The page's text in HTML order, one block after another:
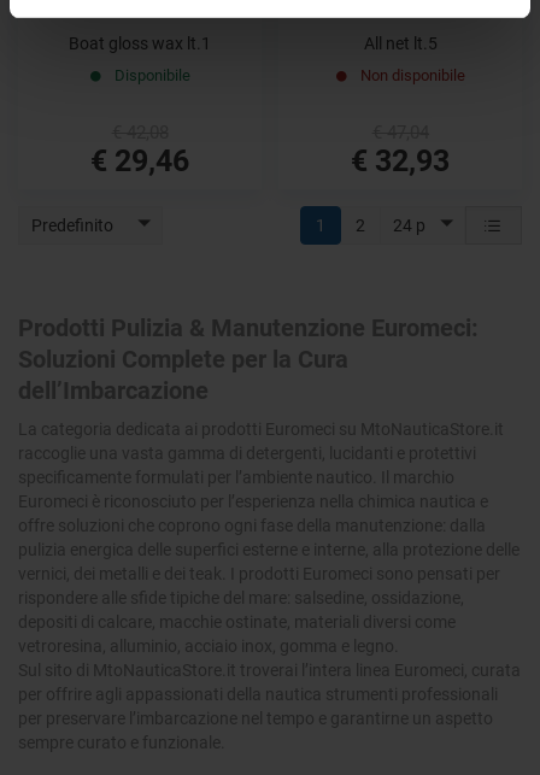
Boat gloss wax lt.1
Disponibile
€ 29,46
All net lt.5
Non disponibile
€ 32,93
Predefinito 24 p
1 2
Prodotti Pulizia & Manutenzione Euromeci:
Soluzioni Complete per la Cura
dell’Imbarcazione
La categoria dedicata ai prodotti Euromeci su MtoNauticaStore.it
raccoglie una vasta gamma di detergenti, lucidanti e protettivi
specificamente formulati per l’ambiente nautico. Il marchio
Euromeci è riconosciuto per l’esperienza nella chimica nautica e
offre soluzioni che coprono ogni fase della manutenzione: dalla
pulizia energica delle superfici esterne e interne, alla protezione delle
vernici, dei metalli e dei teak. I prodotti Euromeci sono pensati per
rispondere alle sfide tipiche del mare: salsedine, ossidazione,
depositi di calcare, macchie ostinate, materiali diversi come
vetroresina, alluminio, acciaio inox, gomma e legno.
Sul sito di MtoNauticaStore.it troverai l’intera linea Euromeci, curata
per offrire agli appassionati della nautica strumenti professionali
per preservare l’imbarcazione nel tempo e garantirne un aspetto
sempre curato e funzionale.